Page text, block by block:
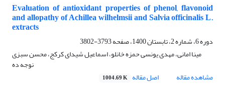
Evaluation of antioxidant properties of phenol, flavonoid
and allopathy of Achillea wilhelmsii and Salvia officinalis L.
extracts
دوره 6، شماره 2، تابستان 1400، صفحه
3793-3802
مینا امانی، مهدی یونسی حمزه خانلو، اسماعیل شیدای کرکج، محسن سبزی
نوجه ده
مشاهده مقاله
اصل مقاله 1004.69 K